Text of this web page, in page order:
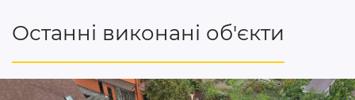
Останні виконані об'єкти